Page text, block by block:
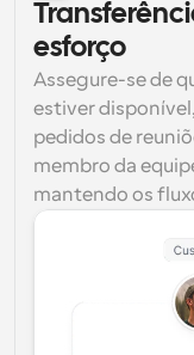
esforço
Assegure-se de
estiver
pedidos de
membro da
mantendo os